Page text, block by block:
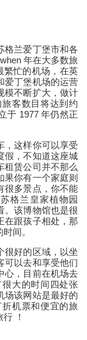
格兰爱丁堡市和各
年在大多数旅
繁忙的机场，在英
爱丁堡机场的运营
模不断扩大，做计
客数目将达到约
于 1977 年仍然正
，这样你可以享受
假，不知道这座城
租赁公司并不那么
你有一个家庭则
很多景点，你不能
格兰皇家植物园
。该博物馆也是很
在跟孩子相处，那
间。
很好的区域，以坐
可以去和享受他们
心，目前在机场去
大的时间四处张
场该网站是最好的
机票和便宜的旅
！